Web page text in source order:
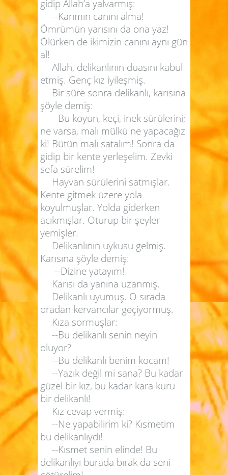
gidip Allah’a yalvarmış:
--Karımın canını alma!
Ömrümün yarısını da ona yaz!
Ölürken de ikimizin canını aynı gün
al!
Allah, delikanlının duasını kabul
etmiş. Genç kız iyileşmiş.
Bir süre sonra delikanlı, karısına
şöyle demiş:
--Bu koyun, keçi, inek sürülerini;
ne varsa, malı mülkü ne yapacağız
ki! Bütün malı satalım! Sonra da
gidip bir kente yerleşelim. Zevki
sefa sürelim!
Hayvan sürülerini satmışlar.
Kente gitmek üzere yola
koyulmuşlar. Yolda giderken
acıkmışlar. Oturup bir şeyler
yemişler.
Delikanlının uykusu gelmiş.
Karısına şöyle demiş:
--Dizine yatayım!
Karısı da yanına uzanmış.
Delikanlı uyumuş. O sırada
oradan kervancılar geçiyormuş.
Kıza sormuşlar:
--Bu delikanlı senin neyin
oluyor?
--Bu delikanlı benim kocam!
--Yazık değil mi sana? Bu kadar
güzel bir kız, bu kadar kara kuru
bir delikanlı!
Kız cevap vermiş:
--Ne yapabilirim ki? Kısmetim
bu delikanlıydı!
--Kısmet senin elinde! Bu
delikanlıyı burada bırak da seni